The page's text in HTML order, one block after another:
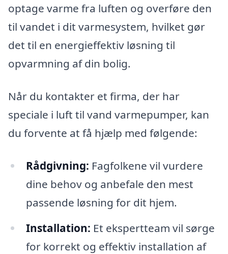
optage varme fra luften og overføre den
til vandet i dit varmesystem, hvilket gør
det til en energieffektiv løsning til
opvarmning af din bolig.
Når du kontakter et firma, der har
speciale i luft til vand varmepumper, kan
du forvente at få hjælp med følgende:
Rådgivning: Fagfolkene vil vurdere
dine behov og anbefale den mest
passende løsning for dit hjem.
Installation: Et ekspertteam vil sørge
for korrekt og effektiv installation af